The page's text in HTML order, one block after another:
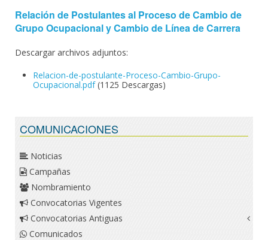
Relación de Postulantes al Proceso de Cambio de
Grupo Ocupacional y Cambio de Línea de Carrera
Descargar archivos adjuntos:
Relacion-de-postulante-Proceso-Cambio-Grupo-
Ocupacional.pdf(1125 Descargas)
COMUNICACIONES
Noticias
Campañas
Nombramiento
Convocatorias Vigentes
Convocatorias Antiguas
Comunicados